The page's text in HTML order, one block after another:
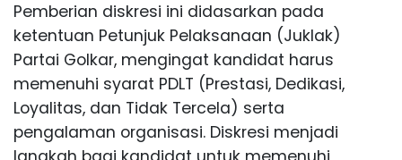
Pemberian diskresi ini didasarkan pada
ketentuan Petunjuk Pelaksanaan (Juklak)
Partai Golkar, mengingat kandidat harus
memenuhi syarat PDLT (Prestasi, Dedikasi,
Loyalitas, dan Tidak Tercela) serta
pengalaman organisasi. Diskresi menjadi